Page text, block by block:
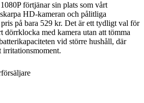
förtjänar sin plats som vårt
HD-kameran och pålitliga
på bara 529 kr. Det är ett tydligt val för
dörrklocka med kamera utan att tömma
vid större hushåll, där
irritationsmoment.